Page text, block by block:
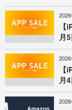
月
月